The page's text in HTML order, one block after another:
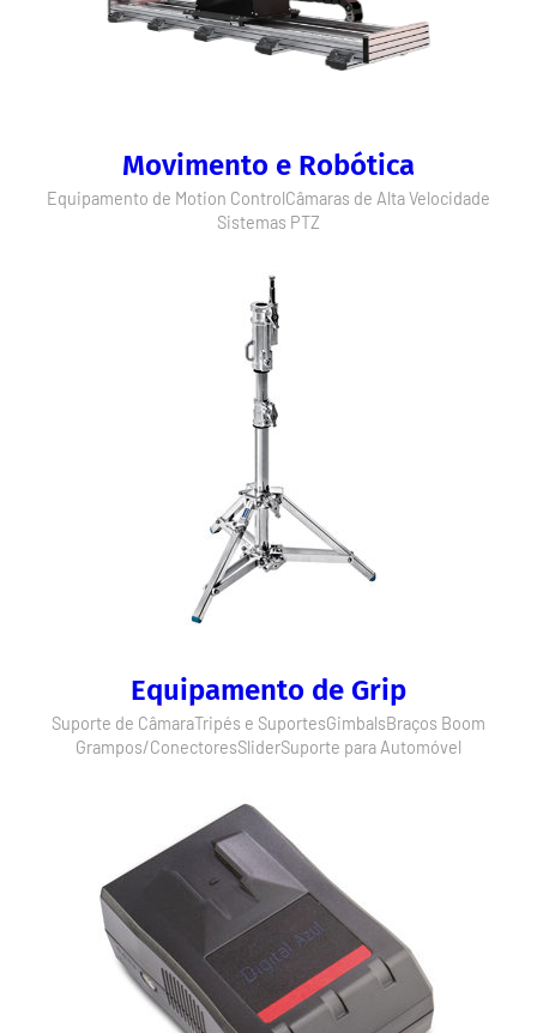
Movimento e Robótica
Equipamento de Motion ControlCâmaras de Alta Velocidade
Sistemas PTZ
Equipamento de Grip
Suporte de CâmaraTripés e SuportesGimbalsBraços Boom
Grampos/ConectoresSliderSuporte para Automóvel